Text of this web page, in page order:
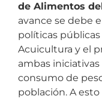
de Alimentos
avance se debe
políticas
Acuicultura y el
ambas
consumo de
población. A